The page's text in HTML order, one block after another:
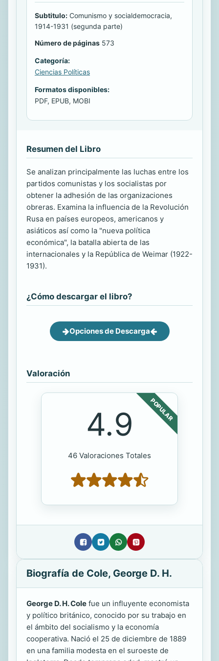
Subtitulo: Comunismo y socialdemocracia,
1914-1931 (segunda parte)
Número de páginas 573
Categoría:
Ciencias Políticas
Formatos disponibles:
PDF, EPUB, MOBI
Resumen del Libro
Se analizan principalmente las luchas entre los
partidos comunistas y los socialistas por
obtener la adhesión de las organizaciones
obreras. Examina la influencia de la Revolución
Rusa en países europeos, americanos y
asiáticos así como la "nueva política
económica", la batalla abierta de las
internacionales y la República de Weimar (1922-
1931).
¿Cómo descargar el libro?
Opciones de Descarga
Valoración
POPULAR
4.9
46 Valoraciones Totales
Biografía de Cole, George D. H.
George D. H. Cole fue un influyente economista
y político británico, conocido por su trabajo en
el ámbito del socialismo y la economía
cooperativa. Nació el 25 de diciembre de 1889
en una familia modesta en el suroeste de